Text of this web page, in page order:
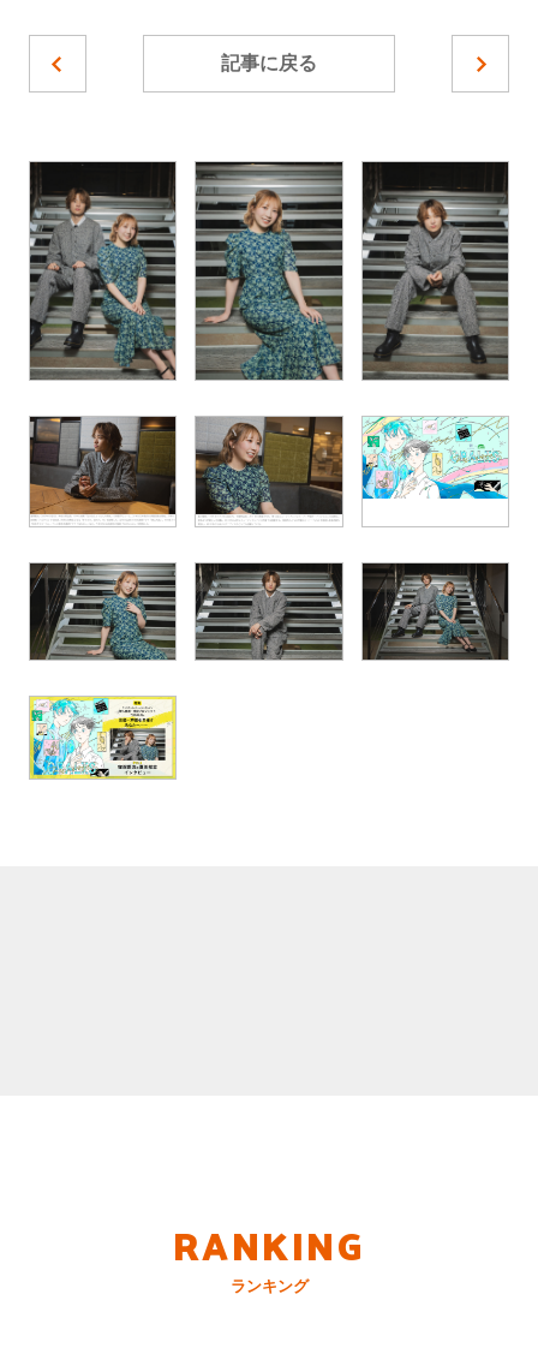
記事に戻る
RANKING
ランキング